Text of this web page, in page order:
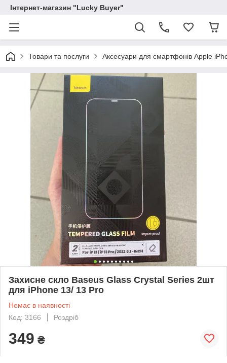
Інтернет-магазин "Lucky Buyer"
Товари та послуги Аксесуари для смартфонів Apple
Захисне скло Baseus Glass Crystal Series 2шт
для iPhone 13/ 13 Pro
Немає в наявності
Код: 3166
Роздріб
349 ₴